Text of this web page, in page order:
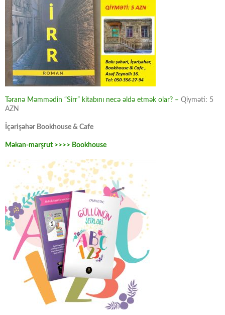
Təranə Məmmədin “Sirr” kitabını necə əldə etmək olar? – Qiyməti: 5
AZN
İçərişəhər Bookhouse & Cafe
Məkan-marşrut >>>> Bookhouse